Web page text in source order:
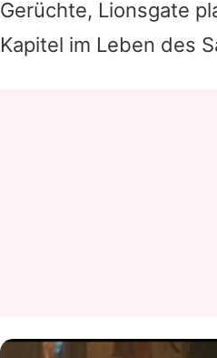
Gerüchte, Lionsgate
Kapitel im Leben des